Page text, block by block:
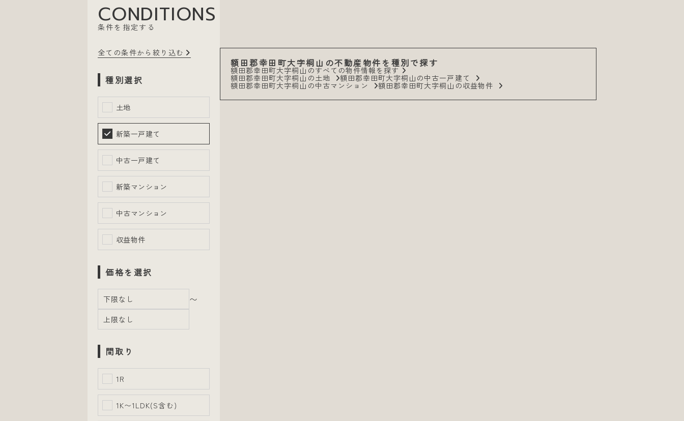
額田郡幸田町大字桐山の不動産物件を種別で探す
額田郡幸田町大字桐山のすべての物件情報を探す
額田郡幸田町大字桐山の土地 額田郡幸田町大字桐山の中古一戸建て
額田郡幸田町大字桐山の中古マンション 額田郡幸田町大字桐山の収益物件
CONDITIONS
条件を指定する
全ての条件から絞り込む
種別選択
土地
新築一戸建て
中古一戸建て
新築マンション
中古マンション
収益物件
価格を選択
〜
間取り
1R
1K〜1LDK(S含む)